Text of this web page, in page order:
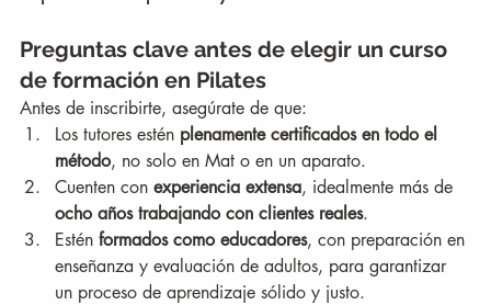
Preguntas clave antes de elegir un curso
de formación en Pilates
Antes de inscribirte, asegúrate de que:
Los tutores estén plenamente certificados en todo el
método, no solo en Mat o en un aparato.
Cuenten con experiencia extensa, idealmente más de
ocho años trabajando con clientes reales.
Estén formados como educadores, con preparación en
enseñanza y evaluación de adultos, para garantizar
un proceso de aprendizaje sólido y justo.